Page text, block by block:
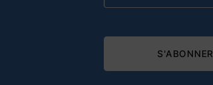
S'ABONNER